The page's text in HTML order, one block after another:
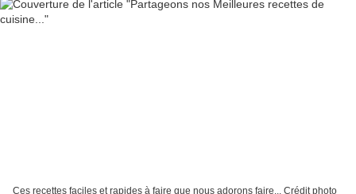
Ces recettes faciles et rapides à faire que nous adorons faire... Crédit photo